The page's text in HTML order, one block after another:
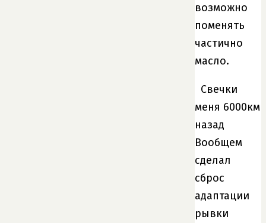
возможно
поменять
частично
масло.
Свечки
меня 6000км
назад
Вообщем
сделал
сброс
адаптации
рывки